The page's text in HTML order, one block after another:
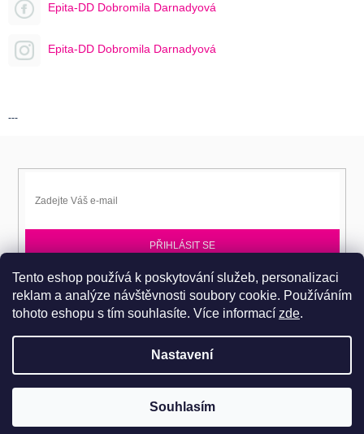
Tento eshop používá k poskytování služeb, personalizaci
reklam a analýze návštěvnosti soubory cookie. Používáním
tohoto eshopu s tím souhlasíte. Více informací zde.
Nastavení
Souhlasím
Pro návštěvu do prodejního centra je nutné se objednat. Tel.: 724
Epita-DD Dobromila Darnadyová
Epita-DD Dobromila Darnadyová
---
PŘIHLÁSIT SE
Přihlaste se k EPITA-DD a získávejte novinky jako první.